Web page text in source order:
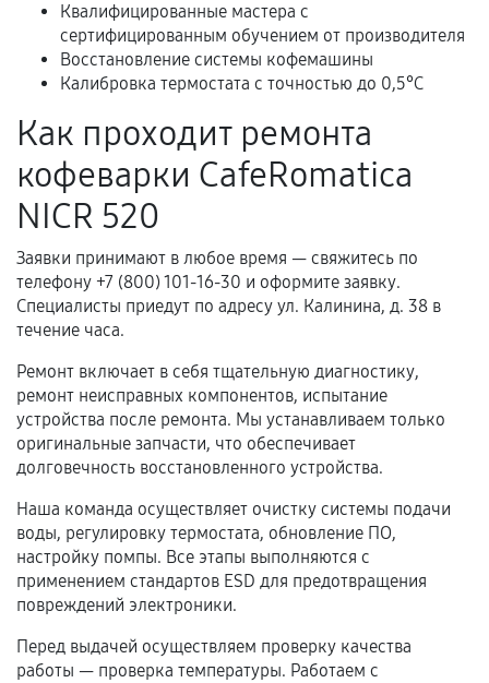
В некоторых случаях возможно оформление
расширенной гарантии. Стоимость, сроки и
условия продления согласовываются отдельно и
Когда гарантия не действует
механические повреждения, попадание влаги,
перегрев, коррозия.
Самостоятельный ремонт или вмешательство
Естественный износ деталей, если иное не
предусмотрено отдельно.
Обращение после окончания гарантийного
срока.
Программные сбои, если это не указано в
отдельных условиях.
Если комплектующие куплены
самостоятельно
Квалифицированные мастера с
сертифицированным обучением от производителя
Восстановление системы кофемашины
Калибровка термостата с точностью до 0,5°C
Как проходит ремонта
кофеварки CafeRomatica
NICR 520
Заявки принимают в любое время — свяжитесь по
телефону +7 (800) 101-16-30 и оформите заявку.
Специалисты приедут по адресу ул. Калинина, д. 38 в
течение часа.
Ремонт включает в себя тщательную диагностику,
ремонт неисправных компонентов, испытание
устройства после ремонта. Мы устанавливаем только
оригинальные запчасти, что обеспечивает
долговечность восстановленного устройства.
Наша команда осуществляет очистку системы подачи
воды, регулировку термостата, обновление ПО,
настройку помпы. Все этапы выполняются с
применением стандартов ESD для предотвращения
повреждений электроники.
Перед выдачей осуществляем проверку качества
работы — проверка температуры. Работаем с